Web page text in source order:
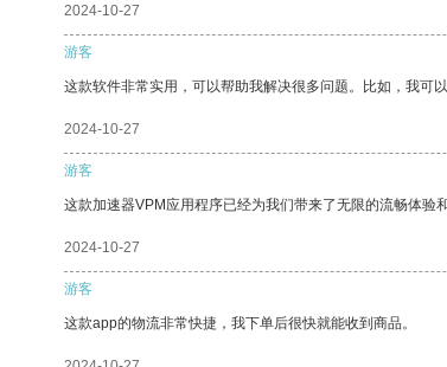
2024-10-27
游客
这款软件非常实用，可以帮助我解决很多问题。比如，我可
2024-10-27
游客
这款加速器VPM应用程序已经为我们带来了无限的流畅体验
2024-10-27
游客
这款app的物流非常快捷，我下单后很快就能收到商品。